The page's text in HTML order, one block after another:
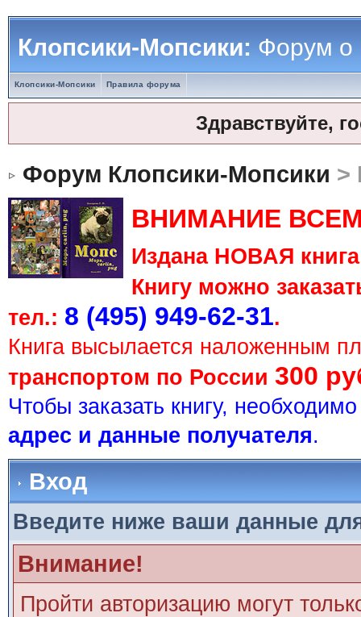
Клопсики-Мопсики:Форум о
Клопсики-Мопсики Правила форума
Здравствуйте,
Форум Клопсики-Мопсики >
ВНИМАНИЕ
Издана НОВАЯ
Книгу можно
тел.: 8 (495) 949-62-31.
Книга высылается наложенным
транспортом по России 300
Чтобы заказать книгу,
адрес и данные получателя.
Вход
Введите ниже ваши данные
Внимание!
Пройти авторизацию могут